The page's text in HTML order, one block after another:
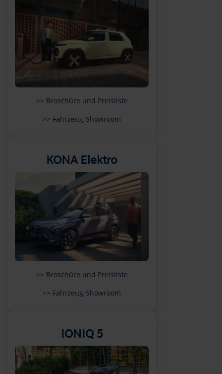
>> Broschüre und Preisliste
>> Fahrzeug-Showroom
KONA Elektro
>> Broschüre und Preisliste
>> Fahrzeug-Showroom
IONIQ 5